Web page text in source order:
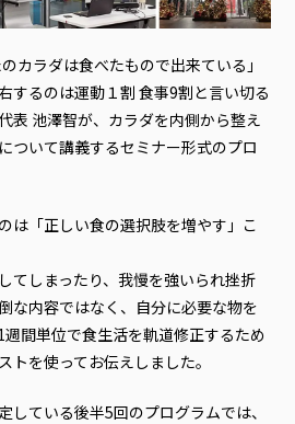
カラダは食べたもので出来ている」
するのは運動１割 食事9割と言い切る
表 池澤智が、カラダを内側から整え
ついて講義するセミナー形式のプロ
は「正しい食の選択肢を増やす」こ
てしまったり、我慢を強いられ挫折
な内容ではなく、自分に必要な物を
間単位で食生活を軌道修正するため
トを使ってお伝えしました。
している後半5回のプログラムでは、